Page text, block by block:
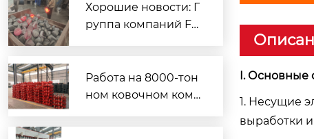
Хорошие новости: Г
руппа компаний Fe
бъемы производств
а, а ее кузнечные м
Работа на 8000-тон
ном ковочном комп
E-образный болт 35GL-2A
I. Основные
1. Несущие
выработки